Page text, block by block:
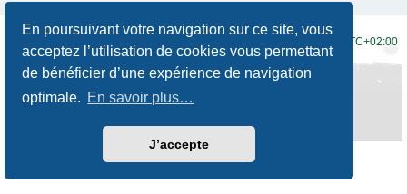
En poursuivant votre navigation sur ce site, vous
acceptez l’utilisation de cookies vous permettant
de bénéficier d’une expérience de navigation
optimale. En savoir plus…
J’accepte
UTC+02:00
Développé par phpBB® Forum Software © phpBB Limited
Traduction française officielle
Prosilver New Edition
Confidentialité|Conditions